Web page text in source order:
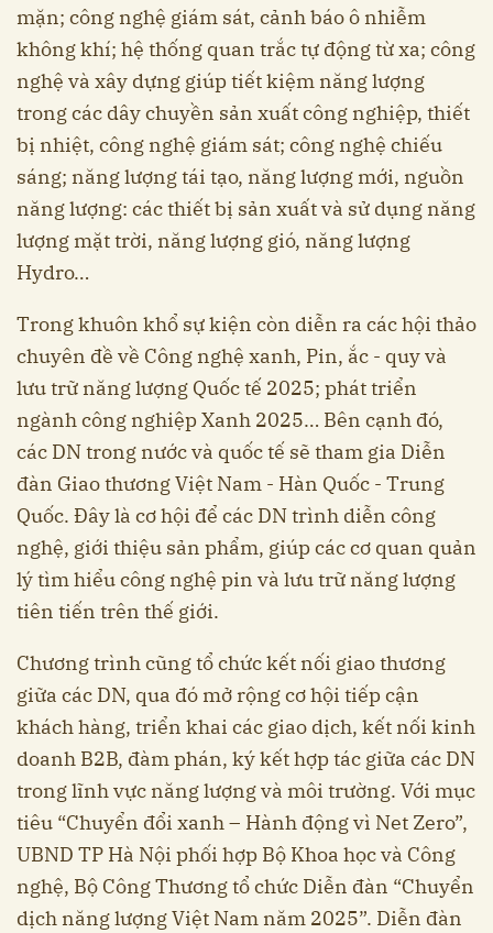
mặn; công nghệ giám sát, cảnh báo ô nhiễm
không khí; hệ thống quan trắc tự động từ xa; công
nghệ và xây dựng giúp tiết kiệm năng lượng
trong các dây chuyền sản xuất công nghiệp, thiết
bị nhiệt, công nghệ giám sát; công nghệ chiếu
sáng; năng lượng tái tạo, năng lượng mới, nguồn
năng lượng: các thiết bị sản xuất và sử dụng năng
lượng mặt trời, năng lượng gió, năng lượng
Hydro…
Trong khuôn khổ sự kiện còn diễn ra các hội thảo
chuyên đề về Công nghệ xanh, Pin, ắc - quy và
lưu trữ năng lượng Quốc tế 2025; phát triển
ngành công nghiệp Xanh 2025… Bên cạnh đó,
các DN trong nước và quốc tế sẽ tham gia Diễn
đàn Giao thương Việt Nam - Hàn Quốc - Trung
Quốc. Đây là cơ hội để các DN trình diễn công
nghệ, giới thiệu sản phẩm, giúp các cơ quan quản
lý tìm hiểu công nghệ pin và lưu trữ năng lượng
tiên tiến trên thế giới.
Chương trình cũng tổ chức kết nối giao thương
giữa các DN, qua đó mở rộng cơ hội tiếp cận
khách hàng, triển khai các giao dịch, kết nối kinh
doanh B2B, đàm phán, ký kết hợp tác giữa các DN
trong lĩnh vực năng lượng và môi trường. Với mục
tiêu “Chuyển đổi xanh – Hành động vì Net Zero”,
UBND TP Hà Nội phối hợp Bộ Khoa học và Công
nghệ, Bộ Công Thương tổ chức Diễn đàn “Chuyển
dịch năng lượng Việt Nam năm 2025”. Diễn đàn